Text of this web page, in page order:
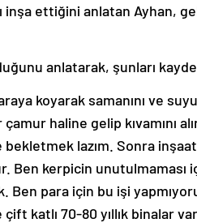
inşa ettiğini anlatan Ayhan,
anlatarak, şunları
koyarak samanını ve
haline gelip kıvamını
lazım. Sonra
Ben kerpicin unutulmaması
Ben para için bu işi
katlı 70-80 yıllık binalar